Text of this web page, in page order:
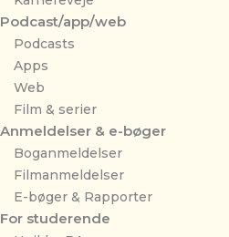
Podcast/app/web
Podcasts
Apps
Web
Film & serier
Anmeldelser & e-bøger
Boganmeldelser
Filmanmeldelser
E-bøger & Rapporter
For studerende